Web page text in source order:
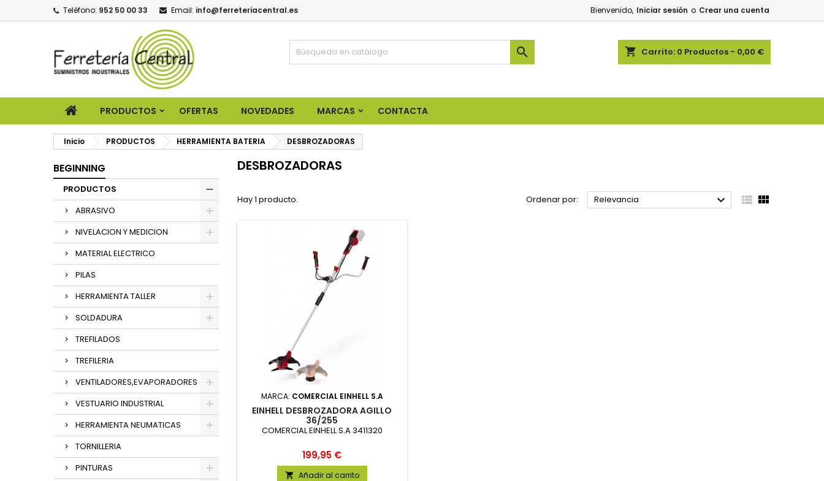
Teléfono: 952 50 00 33 Email: info@ferreteriacentral.es Bienvenido, Iniciar sesión o Crear una cuenta
shopping_cart Carrito: 0 Productos - 0,00 €

PRODUCTOS OFERTAS NOVEDADES MARCAS CONTACTA
Inicio PRODUCTOS HERRAMIENTA BATERIA DESBROZADORAS
BEGINNING
PRODUCTOS
ABRASIVO
NIVELACION Y MEDICION
MATERIAL ELECTRICO
PILAS
HERRAMIENTA TALLER
SOLDADURA
TREFILADOS
TREFILERIA
VENTILADORES,EVAPORADORES
VESTUARIO INDUSTRIAL
HERRAMIENTA NEUMATICAS
TORNILLERIA
PINTURAS
DESBROZADORAS
Hay 1 producto. Ordenar por: Relevancia   
MARCA: COMERCIAL EINHELL S.A
EINHELL DESBROZADORA AGILLO
36/255
COMERCIAL EINHELL S.A 3411320
Precio
199,95 €
 Añadir al carrito